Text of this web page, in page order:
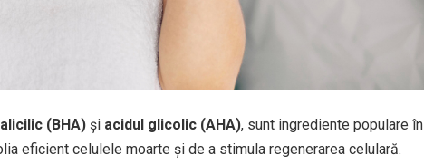
(BHA) și acidul glicolic (AHA), sunt ingrediente populare în
eficient celulele moarte și de a stimula regenerarea celulară.